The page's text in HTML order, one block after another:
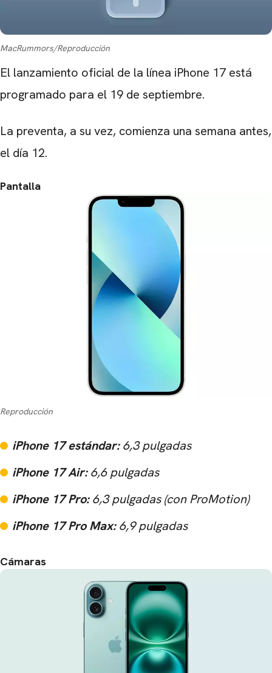
MacRummors/Reproducción
El lanzamiento oficial de la línea iPhone 17 está
programado para el 19 de septiembre.
La preventa, a su vez, comienza una semana antes,
el día 12.
Pantalla
Reproducción
iPhone 17 estándar:6,3 pulgadas
iPhone 17 Air:6,6 pulgadas
iPhone 17 Pro:6,3 pulgadas (con ProMotion)
iPhone 17 Pro Max:6,9 pulgadas
Cámaras